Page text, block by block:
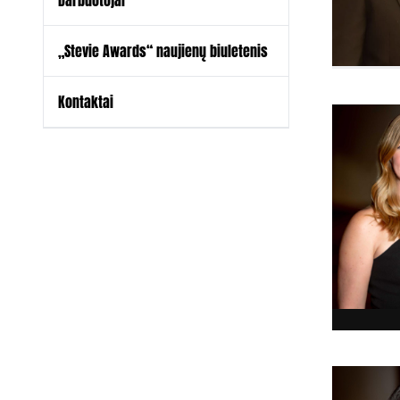
„Stevie Awards“ naujienų biuletenis
Kontaktai